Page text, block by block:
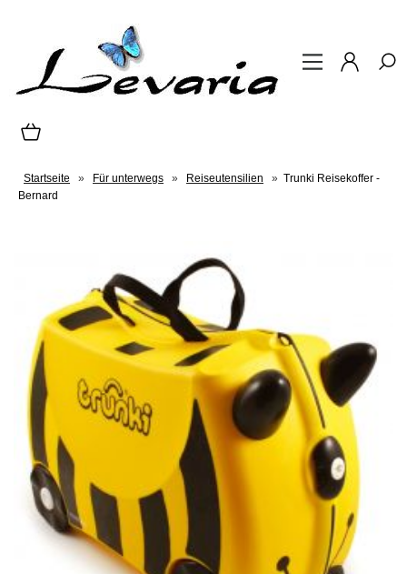
Startseite » Für unterwegs » Reiseutensilien » Trunki Reisekoffer -
Bernard